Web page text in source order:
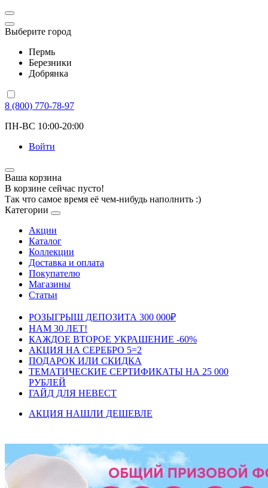
Выберите город
Пермь
Березники
Добрянка
8 (800) 770-78-97
ПН-ВС 10:00-20:00
Войти
Ваша корзина
В корзине сейчас пусто!
Так что самое время её чем-нибудь наполнить :)
Категории
Акции
Каталог
Коллекции
Доставка и оплата
Покупателю
Магазины
Статьи
РОЗЫГРЫШ ДЕПОЗИТА 300 000₽
НАМ 30 ЛЕТ!
КАЖДОЕ ВТОРОЕ УКРАШЕНИЕ -60%
АКЦИЯ НА СЕРЕБРО 5=2
ПОДАРОК ИЛИ СКИДКА
ТЕМАТИЧЕСКИЕ СЕРТИФИКАТЫ НА 25 000
РУБЛЕЙ
ГАЙД ДЛЯ НЕВЕСТ
АКЦИЯ НАШЛИ ДЕШЕВЛЕ